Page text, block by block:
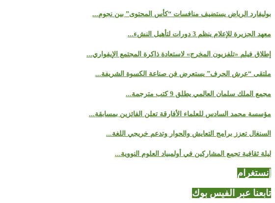
بوليفارد الرياض يستضيف منافسات “كأس المحتوى” بين نجوم...
معهد الجزيرة للإعلام ينظم 3 دورات لتأهيل النشء...
إطلاق فيلم «تلفزيون المخرج» لاستعادة ذاكرة المجتمع الإيفواري...
ملتقى “عرش الحرف” يستعرض فن صناعة الكسوة الشريفة...
مجمع الملك سلمان العالمي يطلق 9 كتب مترجمة...
مؤسسة محمد السادس للعلماء الأفارقة تعلن الفائزين بمسابقة...
السنغال تعزز برامج التعايش والحوار وتدعم خريجي اللغة...
ليلة ثقافية تجمع المشاركين في أولمبياد العلوم النووية...
إنستغرام
تابعنا عبر الفيس بوك